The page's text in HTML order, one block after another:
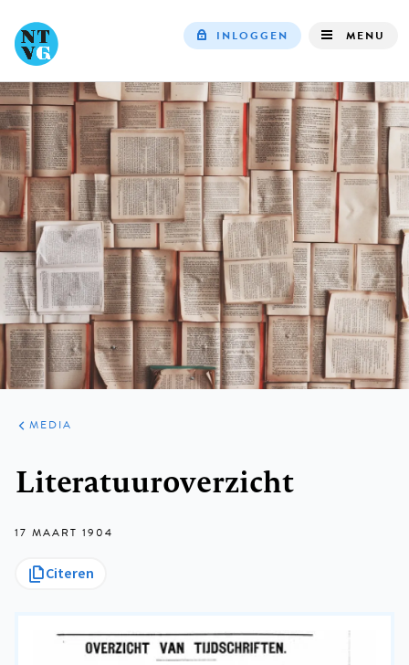
navigation
INLOGGEN MENU
ARTIKELEN
VARIA
MEDIA
Literatuuroverzicht
17 MAART 1904
Citeren